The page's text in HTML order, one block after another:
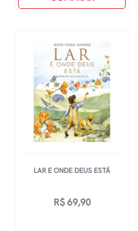
quantidade
LAR E ONDE DEUS ESTÁ
R$69,90